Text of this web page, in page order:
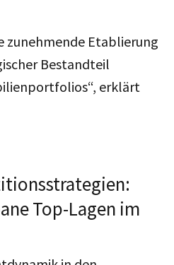
zunehmende Etablierung
Bestandteil
erklärt
Top-Lagen im